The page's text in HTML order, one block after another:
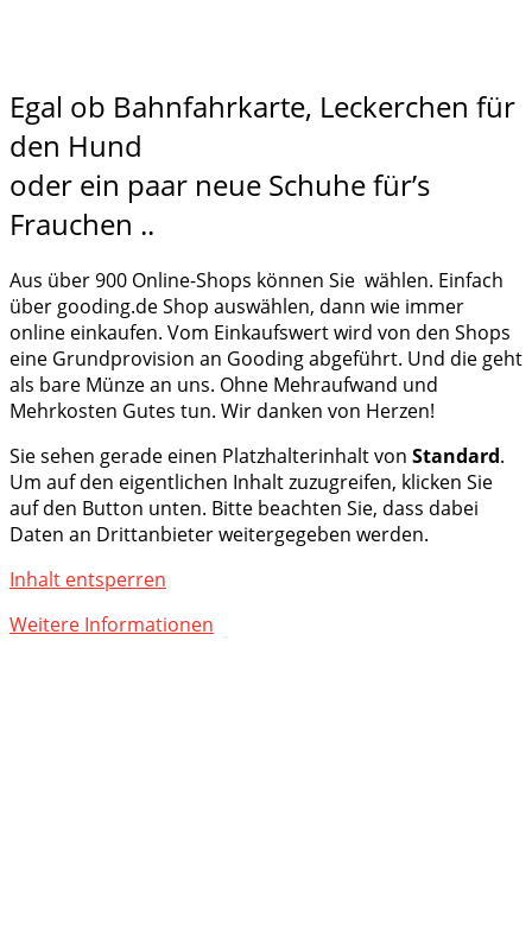
Egal ob Bahnfahrkarte, Leckerchen für
den Hund
oder ein paar neue Schuhe für’s
Frauchen ..
Aus über 900 Online-Shops können Sie wählen. Einfach
über gooding.de Shop auswählen, dann wie immer
online einkaufen. Vom Einkaufswert wird von den Shops
eine Grundprovision an Gooding abgeführt. Und die geht
als bare Münze an uns. Ohne Mehraufwand und
Mehrkosten Gutes tun. Wir danken von Herzen!
Sie sehen gerade einen Platzhalterinhalt von Standard.
Um auf den eigentlichen Inhalt zuzugreifen, klicken Sie
auf den Button unten. Bitte beachten Sie, dass dabei
Daten an Drittanbieter weitergegeben werden.
Inhalt entsperren
Weitere Informationen